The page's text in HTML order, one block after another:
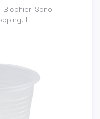
Bicchieri Sono